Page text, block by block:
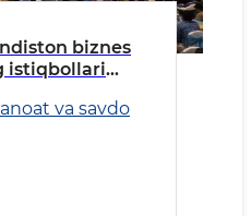
biznes
istiqbollari
va savdo